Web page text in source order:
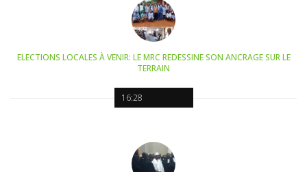
16:28
ELECTIONS LOCALES À VENIR: LE MRC REDESSINE SON ANCRAGE SUR LE
TERRAIN